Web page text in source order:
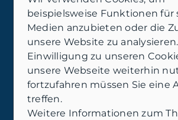
Dein nächster Schritt:
Checkliste für
Kostenschätzung
Entscheidung
Kurz, praktisch, sofort nutzbar – inklusive
sammeln solltest, um
beispielsweise Funktionen für
Medien anzubieten oder die
unsere Website zu
Einwilligung zu unseren
unsere Webseite weiterhin
fortzufahren müssen Sie eine
treffen.
Weitere Informationen zum